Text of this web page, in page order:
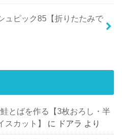
ュピック85【折りたたみで
とばを作る【3枚おろし・半
カット】
に ドアラ より